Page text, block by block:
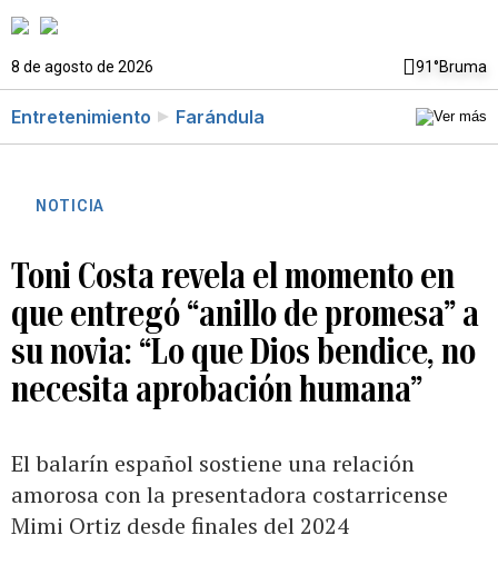
8 de agosto de 2026 91°Bruma
Entretenimiento Farándula
NOTICIA
Toni Costa revela el momento en
que entregó “anillo de promesa” a
su novia: “Lo que Dios bendice, no
necesita aprobación humana”
El balarín español sostiene una relación
amorosa con la presentadora costarricense
Mimi Ortiz desde finales del 2024